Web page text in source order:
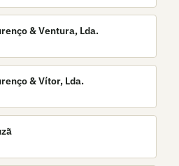
& Ventura, Lda.
& Vítor, Lda.